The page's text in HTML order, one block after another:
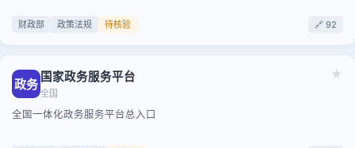
财政部 政策法规 待核验 🔗 92
★
政务 国家政务服务平台
全国
全国一体化政务服务平台总入口